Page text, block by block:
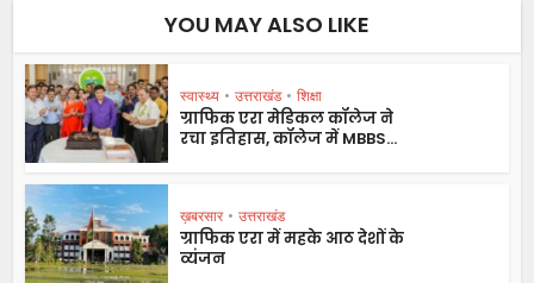
YOU MAY ALSO LIKE
स्वास्थ्य • उत्तराखंड • शिक्षा
ग्राफिक एरा मेडिकल कॉलेज ने
रचा इतिहास, कॉलेज में MBBS...
ख़बरसार • उत्तराखंड
ग्राफिक एरा में महके आठ देशों के
व्यंजन